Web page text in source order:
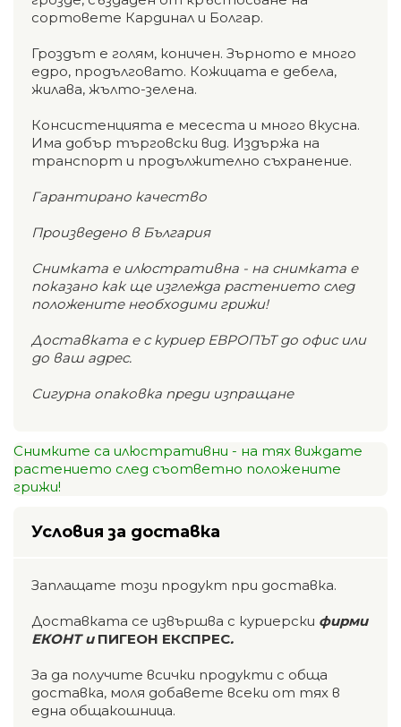
сортовете Кардинал и Болгар.
Гроздът е голям, коничен. Зърното е много
едро, продълговато. Кожицата е дебела,
жилава, жълто-зелена.
Консистенцията е месеста и много вкусна.
Има добър търговски вид. Издържа на
транспорт и продължително съхранение.
Гарантирано качество
Произведено в България
Снимката е илюстративна - на снимката е
показано как ще изглежда растението след
положените необходими грижи!
Доставката е с куриер ЕВРОПЪТ до офис или
до ваш адрес.
Сигурна опаковка преди изпращане
Снимките са илюстративни - на тях виждате
растението след съответно положените
грижи!
Условия за доставка
Заплащате този продукт при доставка.
Доставката се извършва с куриерски фирми
ЕКОНТ и ПИГЕОН ЕКСПРЕС.
За да получите всички продукти с обща
доставка, моля добавете всеки от тях в
една общакошница.